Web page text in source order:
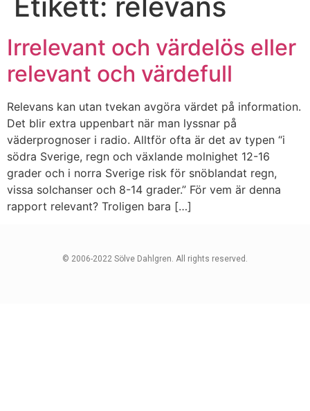
Irrelevant och värdelös eller
relevant och värdefull
Relevans kan utan tvekan avgöra värdet på information.
Det blir extra uppenbart när man lyssnar på
väderprognoser i radio. Alltför ofta är det av typen “i
södra Sverige, regn och växlande molnighet 12-16
grader och i norra Sverige risk för snöblandat regn,
vissa solchanser och 8-14 grader.” För vem är denna
rapport relevant? Troligen bara […]
© 2006-2022 Sölve Dahlgren. All rights reserved.